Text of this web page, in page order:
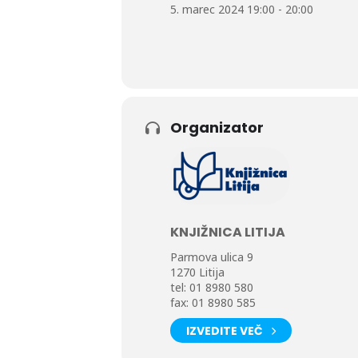
Katarina in Rok Hočevar pa sta
gostoljubnost domačinov. Poleg
egipčanske grobnice. Ob reki Nil
boba in datljev.
Vabljeni na potopis, kjer bomo
5. marec 2024 19:00 - 20:00
Organizator
KNJIŽNICA LITIJA
Parmova ulica 9
1270 Litija
tel: 01 8980 580
fax: 01 8980 585
IZVEDITE VEČ